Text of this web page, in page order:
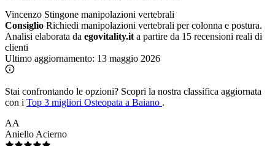
Vincenzo Stingone manipolazioni vertebrali
Consiglio Richiedi manipolazioni vertebrali per colonna e postura.
Analisi elaborata da egovitality.it a partire da 15 recensioni reali di
clienti
Ultimo aggiornamento: 13 maggio 2026
Stai confrontando le opzioni? Scopri la nostra classifica aggiornata
con i Top 3 migliori Osteopata a Baiano .
AA
Aniello Acierno